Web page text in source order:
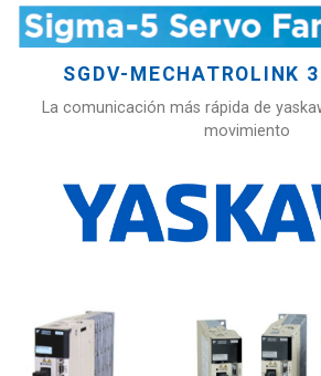
SGDV-MECHATROLINK
La comunicación más rápida de
movimiento